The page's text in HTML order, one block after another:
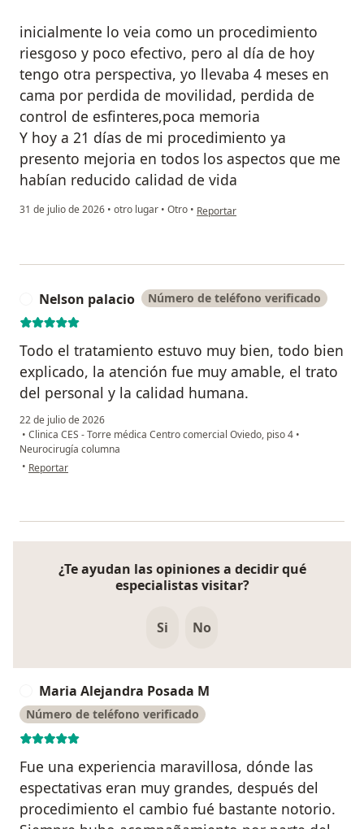
inicialmente lo veia como un procedimiento
riesgoso y poco efectivo, pero al día de hoy
tengo otra perspectiva, yo llevaba 4 meses en
cama por perdida de movilidad, perdida de
control de esfinteres,poca memoria
Y hoy a 21 días de mi procedimiento ya
presento mejoria en todos los aspectos que me
habían reducido calidad de vida
31 de julio de 2026 • otro lugar • Otro • en opinión del usuario jhon Fredy
Reportar
Nelson palacio Número de teléfono verificado
Todo el tratamiento estuvo muy bien, todo bien
explicado, la atención fue muy amable, el trato
del personal y la calidad humana.
22 de julio de 2026
• Clinica CES - Torre médica Centro comercial Oviedo, piso 4 •
Neurocirugía columna
• en opinión del usuario Nelson palacio
Reportar
¿Te ayudan las opiniones a decidir qué
especialistas visitar?
Si No
Maria Alejandra Posada M
Número de teléfono verificado
Fue una experiencia maravillosa, dónde las
espectativas eran muy grandes, después del
procedimiento el cambio fué bastante notorio.